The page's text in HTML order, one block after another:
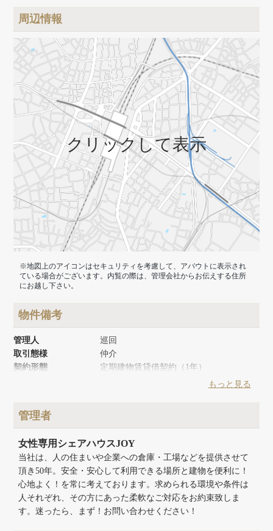
周辺情報
クリックして表示
※地図上のアイコンはセキュリティを考慮して、アバウトに表示され
ている場合がございます。内覧の際は、管理会社からお伝えする住所
にお越し下さい。
物件備考
管理人
巡回
取引態様
仲介
契約形態
定期建物賃貸借契約（1年）
建物面積
建物構造
もっと見る
管理者
女性専用シェアハウスJOY
当社は、人の住まいや企業への倉庫・工場などを提供させて
頂き50年。安全・安心して利用できる場所と建物を便利に！
心地よく！を常に考えております。求められる環境や条件は
人それぞれ、その方にあった柔軟なご対応をお約束致しま
す。迷ったら、まず！お問い合わせください！